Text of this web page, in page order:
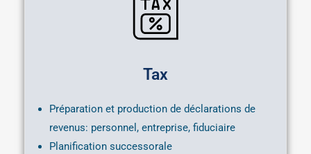
Tax
Préparation et production de déclarations de
revenus: personnel, entreprise, fiduciaire
Planification successorale